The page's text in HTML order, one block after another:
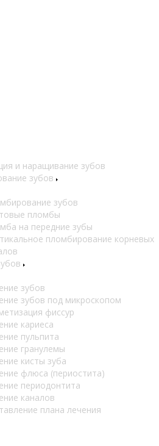
и наращивание зубов
зубов
зубов
пломбы
на передние зубы
пломбирование корневых
зубов
зубов под микроскопом
фиссур
кариеса
пульпита
гранулемы
кисты зуба
флюса (периостита)
периодонтита
каналов
плана лечения